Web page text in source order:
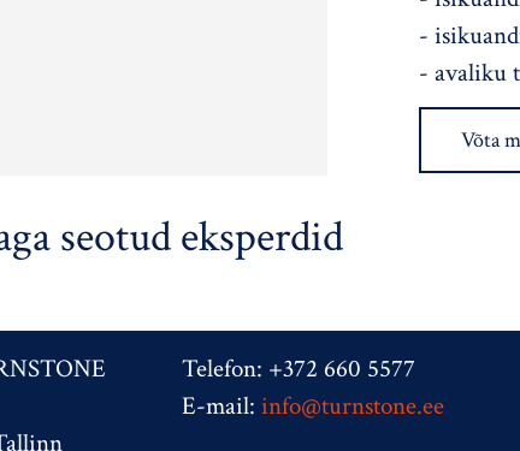
-
- avaliku
Võta
seotud eksperdid
Telefon: +372 660 5577
E-mail: info@turnstone.ee